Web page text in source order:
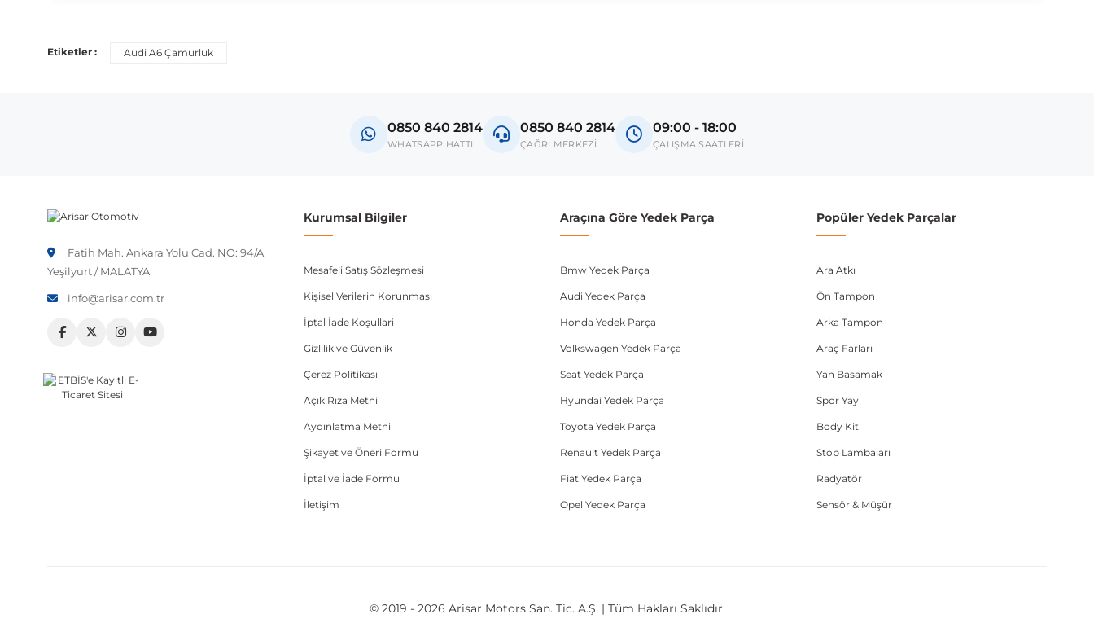
Araç üreticileri aynı model yılı içerisinde farklı donanım ve kasa tipleri kullanabilmektedir. Sipariş vermeden önce OEM numarası veya şasi numarası ile uyumluluğu kontrol
Etiketler : Audi A6 Çamurluk
0850 840 2814
WHATSAPP HATTI
0850 840 2814
ÇAĞRI MERKEZİ
09:00 - 18:00
ÇALIŞMA SAATLERİ
Fatih Mah. Ankara Yolu Cad. NO: 94/A
Yeşilyurt / MALATYA
info@arisar.com.tr
Kurumsal Bilgiler
Mesafeli Satış Sözleşmesi
Kişisel Verilerin Korunması
İptal İade Koşullari
Gizlilik ve Güvenlik
Çerez Politikası
Açık Rıza Metni
Aydınlatma Metni
Şikayet ve Öneri Formu
İptal ve İade Formu
İletişim
Araçına Göre Yedek Parça
Bmw Yedek Parça
Audi Yedek Parça
Honda Yedek Parça
Volkswagen Yedek Parça
Seat Yedek Parça
Hyundai Yedek Parça
Toyota Yedek Parça
Renault Yedek Parça
Fiat Yedek Parça
Opel Yedek Parça
Popüler Yedek Parçalar
Ara Atkı
Ön Tampon
Arka Tampon
Araç Farları
Yan Basamak
Spor Yay
Body Kit
Stop Lambaları
Radyatör
Sensör & Müşür
© 2019 - 2026 Arisar Motors San. Tic. A.Ş. | Tüm Hakları Saklıdır.